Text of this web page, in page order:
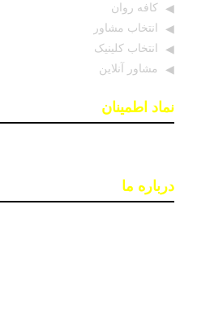
کافه روان
انتخاب مشاور
انتخاب کلینیک
مشاور آنلاین
نماد اطمینان
درباره ما